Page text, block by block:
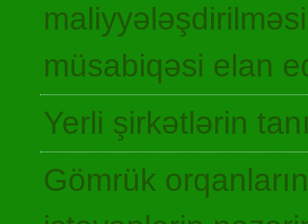
müsabiqəsi elan
Yerli şirkətlərin
Gömrük